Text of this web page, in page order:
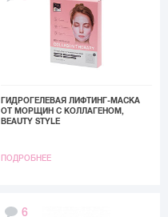
ГИДРОГЕЛЕВАЯ ЛИФТИНГ‑МАСКА
ОТ МОРЩИН С КОЛЛАГЕНОМ,
BEAUTY STYLE
ПОДРОБНЕЕ
6